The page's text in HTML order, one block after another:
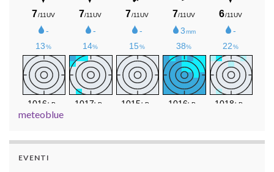
meteoblue
EVENTI